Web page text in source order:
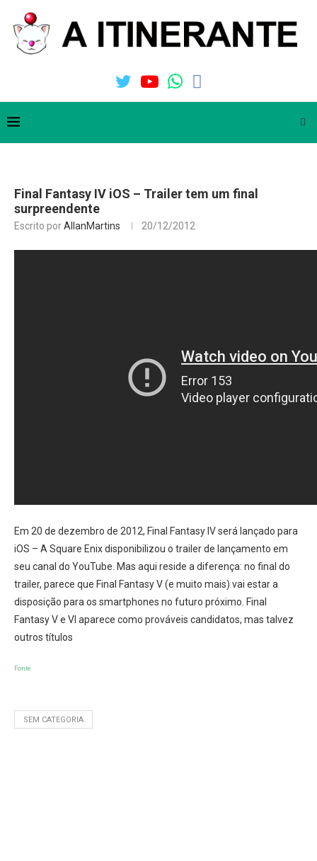
Final Fantasy IV iOS – Trailer tem um final
surpreendente
Escrito porAllanMartins 20/12/2012
Em 20 de dezembro de 2012, Final Fantasy IV será lançado para
iOS – A Square Enix disponibilizou o trailer de lançamento em
seu canal do YouTube. Mas aqui reside a diferença: no final do
trailer, parece que Final Fantasy V (e muito mais) vai estar a
disposição para os smartphones no futuro próximo. Final
Fantasy V e VI aparece como prováveis candidatos, mas talvez
outros títulos
Fonte
SEM CATEGORIA